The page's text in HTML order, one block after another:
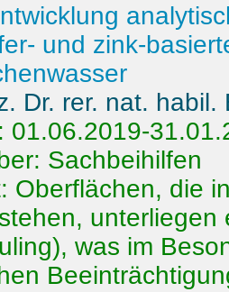
und zink-
Dr. rer. nat.
01.06.2019-
Sachbeihilfen
Oberflächen, die
was im